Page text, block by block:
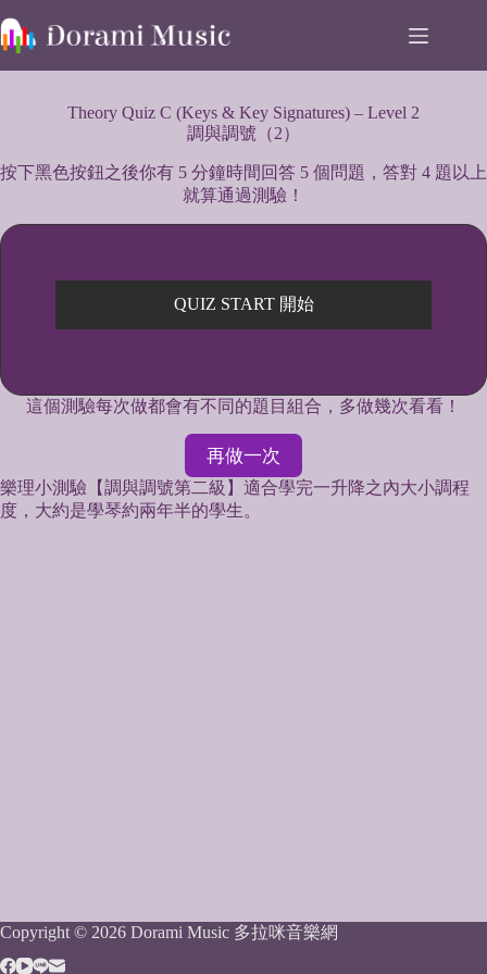
to
content
Theory Quiz C (Keys & Key Signatures) – Level 2
調與調號（2）
按下黑色按鈕之後你有 5 分鐘時間回答 5 個問題，答對 4 題以上
就算通過測驗！
QUIZ START 開始
這個測驗每次做都會有不同的題目組合，多做幾次看看！
再做一次
樂理小測驗【調與調號第二級】適合學完一升降之內大小調程
度，大約是學琴約兩年半的學生。
Copyright © 2026 Dorami Music 多拉咪音樂網